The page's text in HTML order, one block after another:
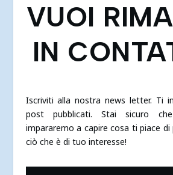
VUOI
IN
Iscriviti alla nostra news letter. Ti
post pubblicati. Stai sicuro
impararemo a capire cosa ti piace
ciò che è di tuo interesse!